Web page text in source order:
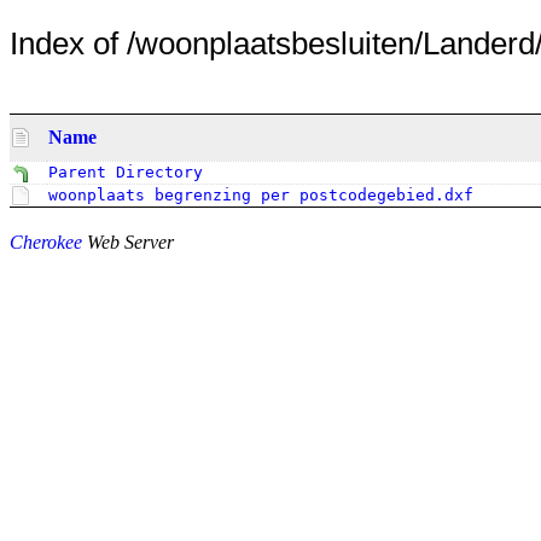
Index of /woonplaatsbesluiten/
Name
Parent Directory
woonplaats begrenzing per postcodegebied.dxf
Cherokee Web Server